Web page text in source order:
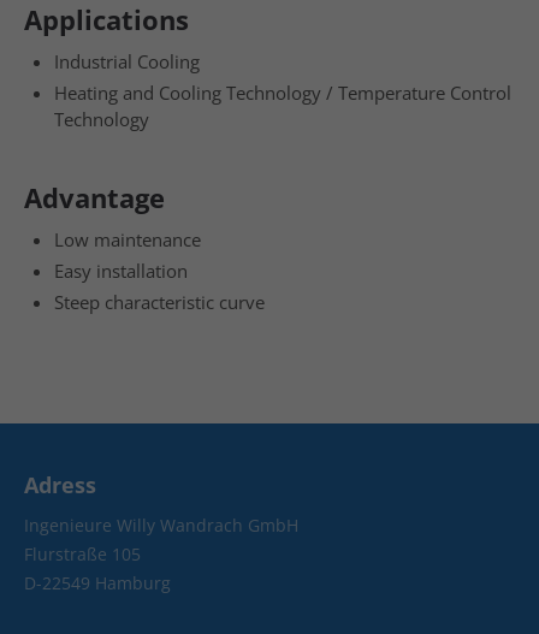
Applications
Industrial Cooling
Heating and Cooling Technology / Temperature Control
Technology
Advantage
Low maintenance
Easy installation
Steep characteristic curve
Adress
Ingenieure Willy Wandrach GmbH
Flurstraße 105
D-22549 Hamburg